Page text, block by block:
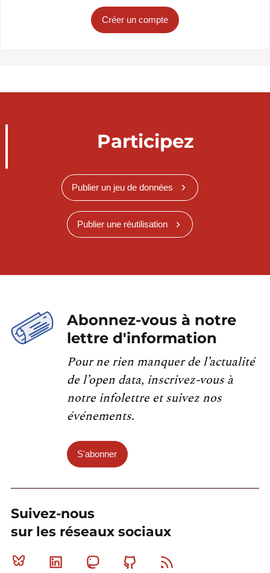
Créer un compte
Participez
Publier un jeu de données
Publier une réutilisation
Abonnez-vous à notre
lettre d'information
Pour ne rien manquer de l’actualité
de l’open data, inscrivez-vous à
notre infolettre et suivez nos
événements.
S'abonner
Suivez-nous
sur les réseaux sociaux
Bluesky Linkedin MastodonGithub